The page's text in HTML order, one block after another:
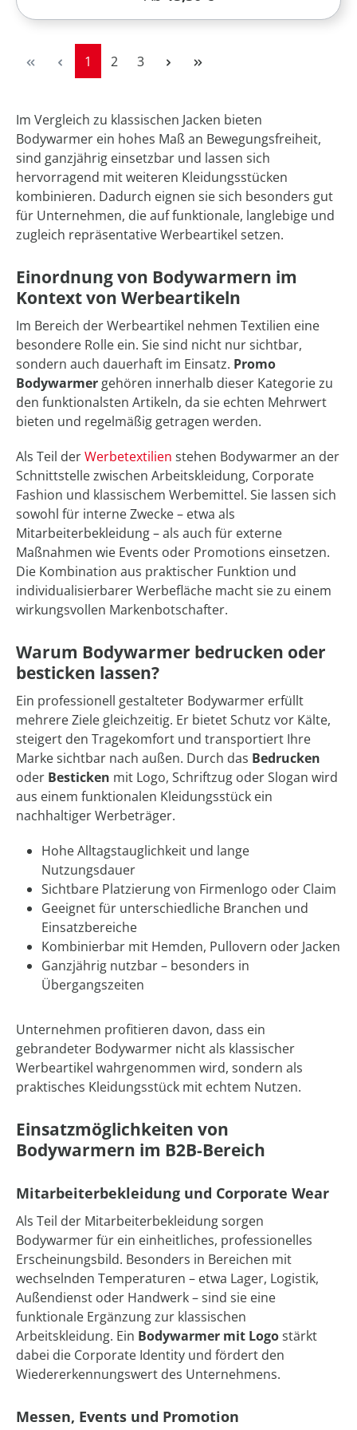
Seite
1 Seite
2 Seite
3
Im Vergleich zu klassischen Jacken bieten
Bodywarmer ein hohes Maß an Bewegungsfreiheit,
sind ganzjährig einsetzbar und lassen sich
hervorragend mit weiteren Kleidungsstücken
kombinieren. Dadurch eignen sie sich besonders gut
für Unternehmen, die auf funktionale, langlebige und
zugleich repräsentative Werbeartikel setzen.
Einordnung von Bodywarmern im
Kontext von Werbeartikeln
Im Bereich der Werbeartikel nehmen Textilien eine
besondere Rolle ein. Sie sind nicht nur sichtbar,
sondern auch dauerhaft im Einsatz. Promo
Bodywarmer gehören innerhalb dieser Kategorie zu
den funktionalsten Artikeln, da sie echten Mehrwert
bieten und regelmäßig getragen werden.
Als Teil derWerbetextilien stehen Bodywarmer an der
Schnittstelle zwischen Arbeitskleidung, Corporate
Fashion und klassischem Werbemittel. Sie lassen sich
sowohl für interne Zwecke – etwa als
Mitarbeiterbekleidung – als auch für externe
Maßnahmen wie Events oder Promotions einsetzen.
Die Kombination aus praktischer Funktion und
individualisierbarer Werbefläche macht sie zu einem
wirkungsvollen Markenbotschafter.
Warum Bodywarmer bedrucken oder
besticken lassen?
Ein professionell gestalteter Bodywarmer erfüllt
mehrere Ziele gleichzeitig. Er bietet Schutz vor Kälte,
steigert den Tragekomfort und transportiert Ihre
Marke sichtbar nach außen. Durch das Bedrucken
oder Besticken mit Logo, Schriftzug oder Slogan wird
aus einem funktionalen Kleidungsstück ein
nachhaltiger Werbeträger.
Hohe Alltagstauglichkeit und lange
Nutzungsdauer
Sichtbare Platzierung von Firmenlogo oder Claim
Geeignet für unterschiedliche Branchen und
Einsatzbereiche
Kombinierbar mit Hemden, Pullovern oder Jacken
Ganzjährig nutzbar – besonders in
Übergangszeiten
Unternehmen profitieren davon, dass ein
gebrandeter Bodywarmer nicht als klassischer
Werbeartikel wahrgenommen wird, sondern als
praktisches Kleidungsstück mit echtem Nutzen.
Einsatzmöglichkeiten von
Bodywarmern im B2B-Bereich
Mitarbeiterbekleidung und Corporate Wear
Als Teil der Mitarbeiterbekleidung sorgen
Bodywarmer für ein einheitliches, professionelles
Erscheinungsbild. Besonders in Bereichen mit
wechselnden Temperaturen – etwa Lager, Logistik,
Außendienst oder Handwerk – sind sie eine
funktionale Ergänzung zur klassischen
Arbeitskleidung. Ein Bodywarmer mit Logostärkt
dabei die Corporate Identity und fördert den
Wiedererkennungswert des Unternehmens.
Messen, Events und Promotion